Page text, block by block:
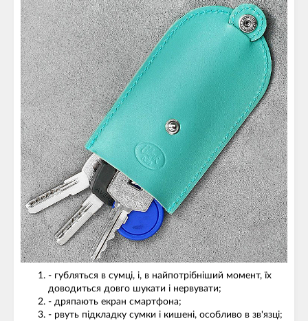
- губляться в сумці, і, в найпотрібніший момент, їх
доводиться довго шукати і нервувати;
- дряпають екран смартфона;
- рвуть підкладку сумки і кишені, особливо в зв'язці;